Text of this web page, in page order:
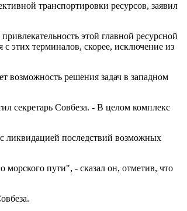
транспортировки ресурсов, заявил
этой главной ресурсной
этих терминалов, скорее, исключение из
возможность решения задач в западном
секретарь Совбеза. - В целом комплекс
ликвидацией последствий возможных
пути", - сказал он, отметив, что